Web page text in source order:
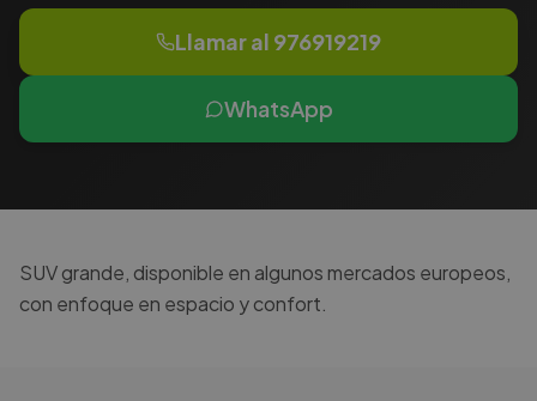
Llamar al 976919219
WhatsApp
SUV grande, disponible en algunos mercados europeos,
con enfoque en espacio y confort.